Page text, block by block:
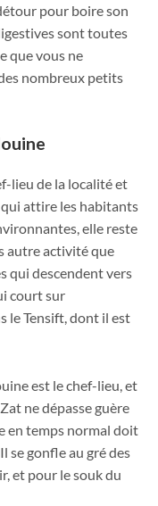
pour boire son
sont toutes
que vous ne
nombreux petits
lieu de la localité et
attire les habitants
elle reste
autre activité que
qui descendent vers
court sur
le Tensift, dont il est
est le chef-lieu, et
ne dépasse guère
en temps normal doit
se gonfle au gré des
et pour le souk du